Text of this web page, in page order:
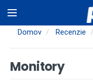
na
hlavnýDomov Recenzie
Monitory